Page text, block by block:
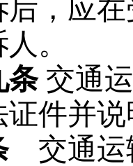
后，应
。
条交通
证件并
交通运